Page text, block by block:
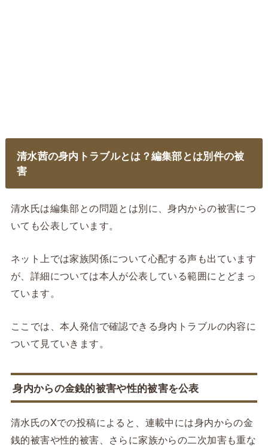
清水茜の身内トラブルとは？編集部とは別件の被
害
清水氏は編集部との問題とは別に、身内からの被害につ
いても公表しています。
ネット上では家族関係について心配する声も出ています
が、詳細については本人が公表している範囲にとどまっ
ています。
ここでは、本人発信で確認できる身内トラブルの内容に
ついて見ていきます。
身内からの金銭的被害や性的被害を公表
清水氏のXでの投稿によると、連載中には身内からの金
銭的被害や性的被害、さらに家族からの二次加害も重な